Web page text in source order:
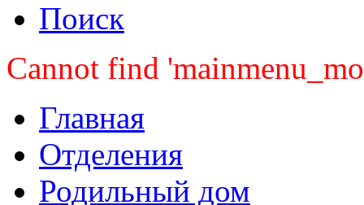
Поиск
Cannot find
Главная
Отделения
Родильный дом